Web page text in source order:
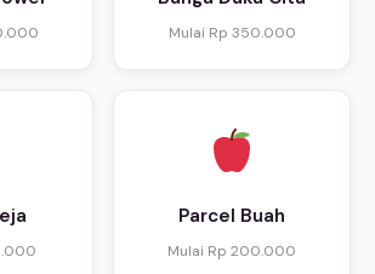
Mulai Rp 350.000
Parcel Buah
Mulai Rp 200.000